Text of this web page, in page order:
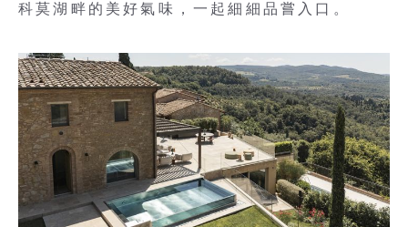
科莫湖畔的美好氣味，一起細細品嘗入口。